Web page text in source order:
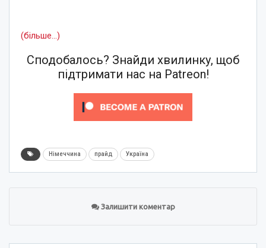
(більше…)
Сподобалось? Знайди хвилинку, щоб
підтримати нас на Patreon!
Німеччина прайд Україна
Залишити коментар